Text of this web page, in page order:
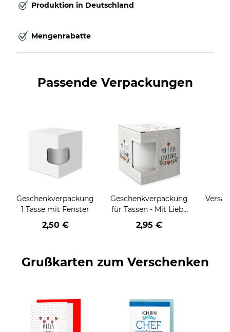
Produktion in Deutschland
Mengenrabatte
Passende Verpackungen
Geschenkverpackung
1 Tasse mit Fenster
2,50 €
Geschenkverpackung
für Tassen - Mit Liebe
geschenkt
2,95 €
Grußkarten zum Verschenken